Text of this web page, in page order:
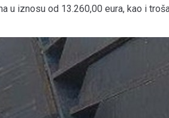
u iznosu od 13.260,00 eura, kao i